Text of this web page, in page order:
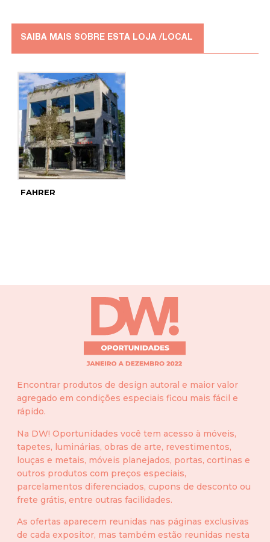
SAIBA MAIS SOBRE ESTA LOJA /LOCAL
FAHRER
Encontrar produtos de design autoral e maior valor
agregado em condições especiais ficou mais fácil e
rápido.
Na DW! Oportunidades você tem acesso à móveis,
tapetes, luminárias, obras de arte, revestimentos,
louças e metais, móveis planejados, portas, cortinas e
outros produtos com preços especiais,
parcelamentos diferenciados, cupons de desconto ou
frete grátis, entre outras facilidades.
As ofertas aparecem reunidas nas páginas exclusivas
de cada expositor, mas também estão reunidas nesta